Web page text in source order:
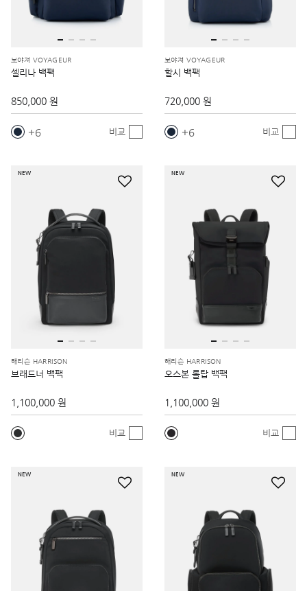
보야져 VOYAGEUR
셀리나 백팩
850,000 원
6 비교
보야져 VOYAGEUR
할시 백팩
720,000 원
6 비교
NEW
해리슨 HARRISON
브래드너 백팩
1,100,000 원
비교
NEW
해리슨 HARRISON
오스본 롤탑 백팩
1,100,000 원
비교
NEW NEW